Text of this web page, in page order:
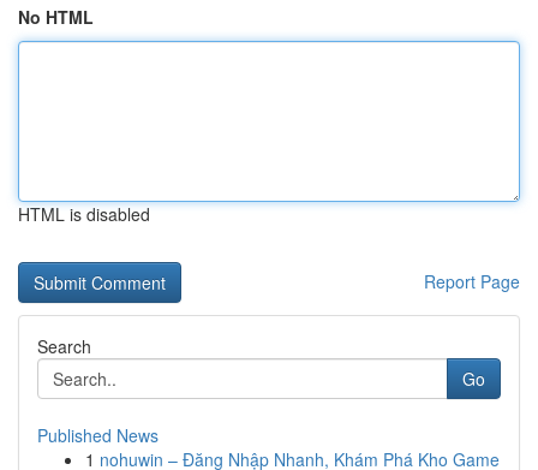
No HTML
HTML is disabled
Report Page
Search
Go
Published News
1 nohuwin – Đăng Nhập Nhanh, Khám Phá Kho Game